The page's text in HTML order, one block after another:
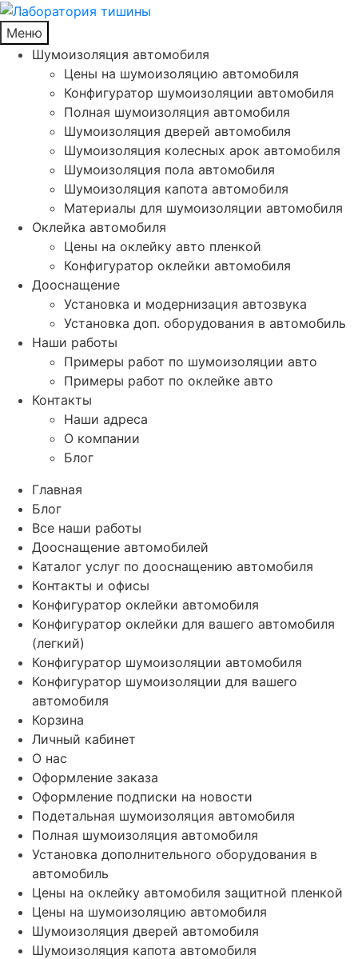
Меню
Шумоизоляция автомобиля
Цены на шумоизоляцию автомобиля
Конфигуратор шумоизоляции автомобиля
Полная шумоизоляция автомобиля
Шумоизоляция дверей автомобиля
Шумоизоляция колесных арок автомобиля
Шумоизоляция пола автомобиля
Шумоизоляция капота автомобиля
Материалы для шумоизоляции автомобиля
Оклейка автомобиля
Цены на оклейку авто пленкой
Конфигуратор оклейки автомобиля
Дооснащение
Установка и модернизация автозвука
Установка доп. оборудования в автомобиль
Наши работы
Примеры работ по шумоизоляции авто
Примеры работ по оклейке авто
Контакты
Наши адреса
О компании
Блог
Главная
Блог
Все наши работы
Дооснащение автомобилей
Каталог услуг по дооснащению автомобиля
Контакты и офисы
Конфигуратор оклейки автомобиля
Конфигуратор оклейки для вашего автомобиля
(легкий)
Конфигуратор шумоизоляции автомобиля
Конфигуратор шумоизоляции для вашего
автомобиля
Корзина
Личный кабинет
О нас
Оформление заказа
Оформление подписки на новости
Подетальная шумоизоляция автомобиля
Полная шумоизоляция автомобиля
Установка дополнительного оборудования в
автомобиль
Цены на оклейку автомобиля защитной пленкой
Цены на шумоизоляцию автомобиля
Шумоизоляция дверей автомобиля
Шумоизоляция капота автомобиля